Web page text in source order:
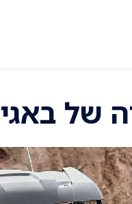
של באגי